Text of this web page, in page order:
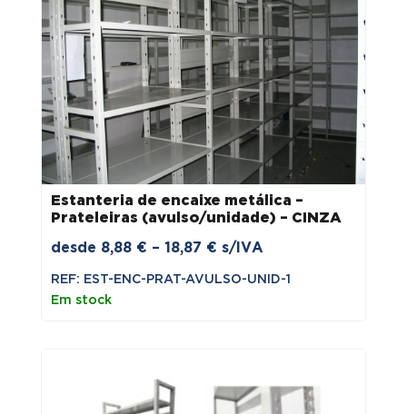
Estanteria de encaixe metálica –
Prateleiras (avulso/unidade) – CINZA
desde 8,88 € – 18,87 €Price
range:
s/IVA
REF: EST-ENC-PRAT-AVULSO-UNID-1
Em stock